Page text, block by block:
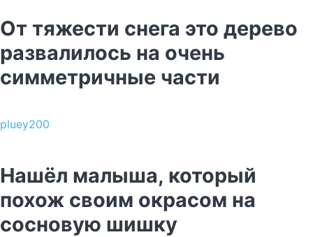
От тяжести снега это дерево
развалилось на очень
симметричные части
pluey200
Нашёл малыша, который
похож своим окрасом на
сосновую шишку